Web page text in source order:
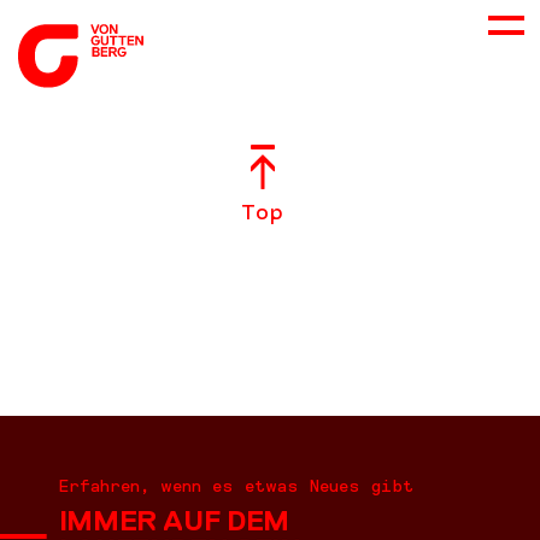
Top
Erfahren, wenn es etwas Neues gibt
IMMER AUF DEM